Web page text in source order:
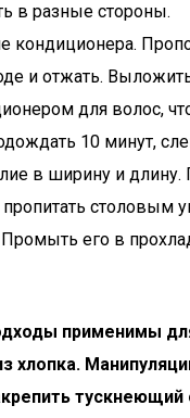
в разные стороны.
кондиционера.
и отжать.
для волос,
10 минут,
в ширину и
пропитать столовым
Промыть его в
применимы
хлопка.
тускнеющий